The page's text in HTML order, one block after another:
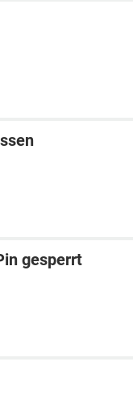
gesperrt